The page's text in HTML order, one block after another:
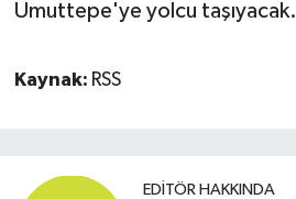
Umuttepe'ye yolcu taşıyacak.
Kaynak: RSS
EDITÖR HAKKINDA